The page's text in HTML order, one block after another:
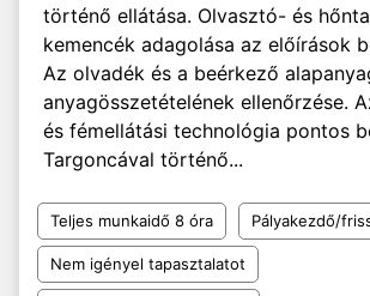
történő ellátása. Olvasztó- és
kemencék adagolása az előírások
Az olvadék és a beérkező
anyagösszetételének ellenőrzése.
és fémellátási technológia pontos
Targoncával történő...
Teljes munkaidő 8 óra Pályakezdő/
Nem igényel tapasztalatot